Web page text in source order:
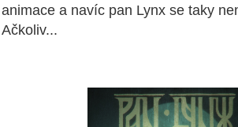
animace a navíc pan Lynx se taky
Ačkoliv...